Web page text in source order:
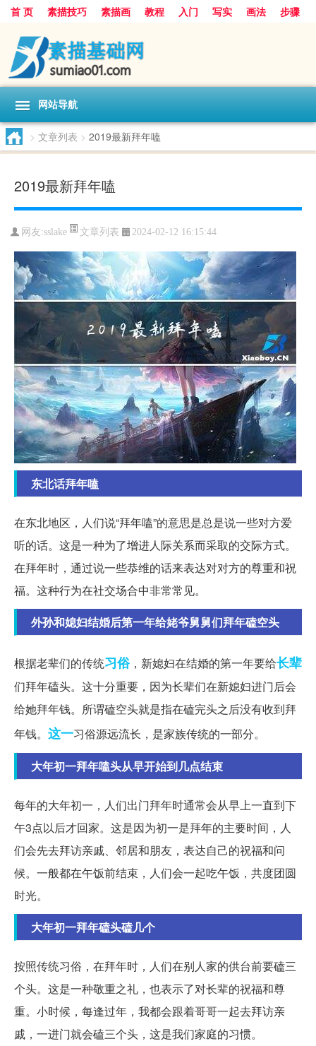
首 页 素描技巧 素描画 教程 入门 写实 画法
步骤
基础
超写实
网站导航
> 文章列表 > 2019最新拜年嗑
2019最新拜年嗑
网友:sslake 文章列表 2024-02-12 16:15:44
东北话拜年嗑
在东北地区，人们说“拜年嗑”的意思是总是说一些对方爱
听的话。这是一种为了增进人际关系而采取的交际方式。
在拜年时，通过说一些恭维的话来表达对对方的尊重和祝
福。这种行为在社交场合中非常常见。
外孙和媳妇结婚后第一年给姥爷舅舅们拜年磕空头
根据老辈们的传统习俗，新媳妇在结婚的第一年要给长辈
们拜年磕头。这十分重要，因为长辈们在新媳妇进门后会
给她拜年钱。所谓磕空头就是指在磕完头之后没有收到拜
年钱。 这一习俗源远流长，是家族传统的一部分。
大年初一拜年嗑头从早开始到几点结束
每年的大年初一，人们出门拜年时通常会从早上一直到下
午3点以后才回家。这是因为初一是拜年的主要时间，人
们会先去拜访亲戚、邻居和朋友，表达自己的祝福和问
候。一般都在午饭前结束，人们会一起吃午饭，共度团圆
时光。
大年初一拜年磕头磕几个
按照传统习俗，在拜年时，人们在别人家的供台前要磕三
个头。这是一种敬重之礼，也表示了对长辈的祝福和尊
重。小时候，每逢过年，我都会跟着哥哥一起去拜访亲
戚，一进门就会磕三个头，这是我们家庭的习惯。